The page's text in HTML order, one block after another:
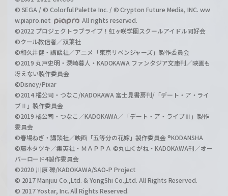
© SEGA / © Colorful Palette Inc. / © Crypton Future Media, INC. ww
w.piapro.net
All rights reserved.
©2022 プロジェクトラブライブ！虹ヶ咲学園スクールアイドル同好会
©クール教信者／双葉社
©和久井健・講談社／アニメ「東京リベンジャーズ」製作委員会
©2019 丸戸史明・深崎暮人・KADOKAWA ファンタジア文庫刊／映画も
冴えない製作委員会
©Disney/Pixar
©2014 橘公司・つなこ/KADOKAWA 富士見書房刊/「デート・ア・ライ
ブⅡ」製作委員会
©2019 橘公司・つなこ／KADOKAWA／「デート・ア・ライブⅢ」製作
委員会
©春場ねぎ・講談社／映画「五等分の花嫁」製作委員会 ®KODANSHA
©藤本タツキ／集英社・ＭＡＰＰＡ ©丸山くがね・KADOKAWA刊／オー
バーロード4製作委員会
©2020 川原 礫/KADOKAWA/SAO-P Project
© 2017 Manjuu Co.,Ltd. & YongShi Co.,Ltd. All Rights Reserved.
© 2017 Yostar, Inc. All Rights Reserved.